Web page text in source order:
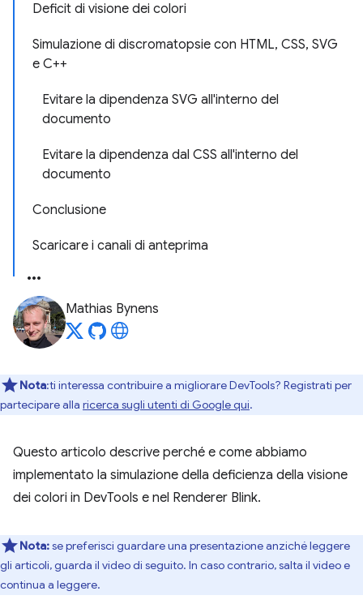
Deficit di visione dei colori
Simulazione di discromatopsie con HTML, CSS, SVG
e C++
Evitare la dipendenza SVG all'interno del
documento
Evitare la dipendenza dal CSS all'interno del
documento
Conclusione
Scaricare i canali di anteprima
Mathias Bynens
Nota:ti interessa contribuire a migliorare DevTools? Registrati per
partecipare alla ricerca sugli utenti di Google qui.
Questo articolo descrive perché e come abbiamo
implementato la simulazione della deficienza della visione
dei colori in DevTools e nel Renderer Blink.
Nota:se preferisci guardare una presentazione anziché leggere
gli articoli, guarda il video di seguito. In caso contrario, salta il video e
continua a leggere.